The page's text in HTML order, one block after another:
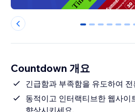
0 1 2 3 4 5
Countdown 개요
긴급함과 부족함을 유도하여
동적이고 인터랙티브한 웹사이